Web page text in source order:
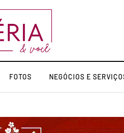
FOTOS NEGÓCIOS E